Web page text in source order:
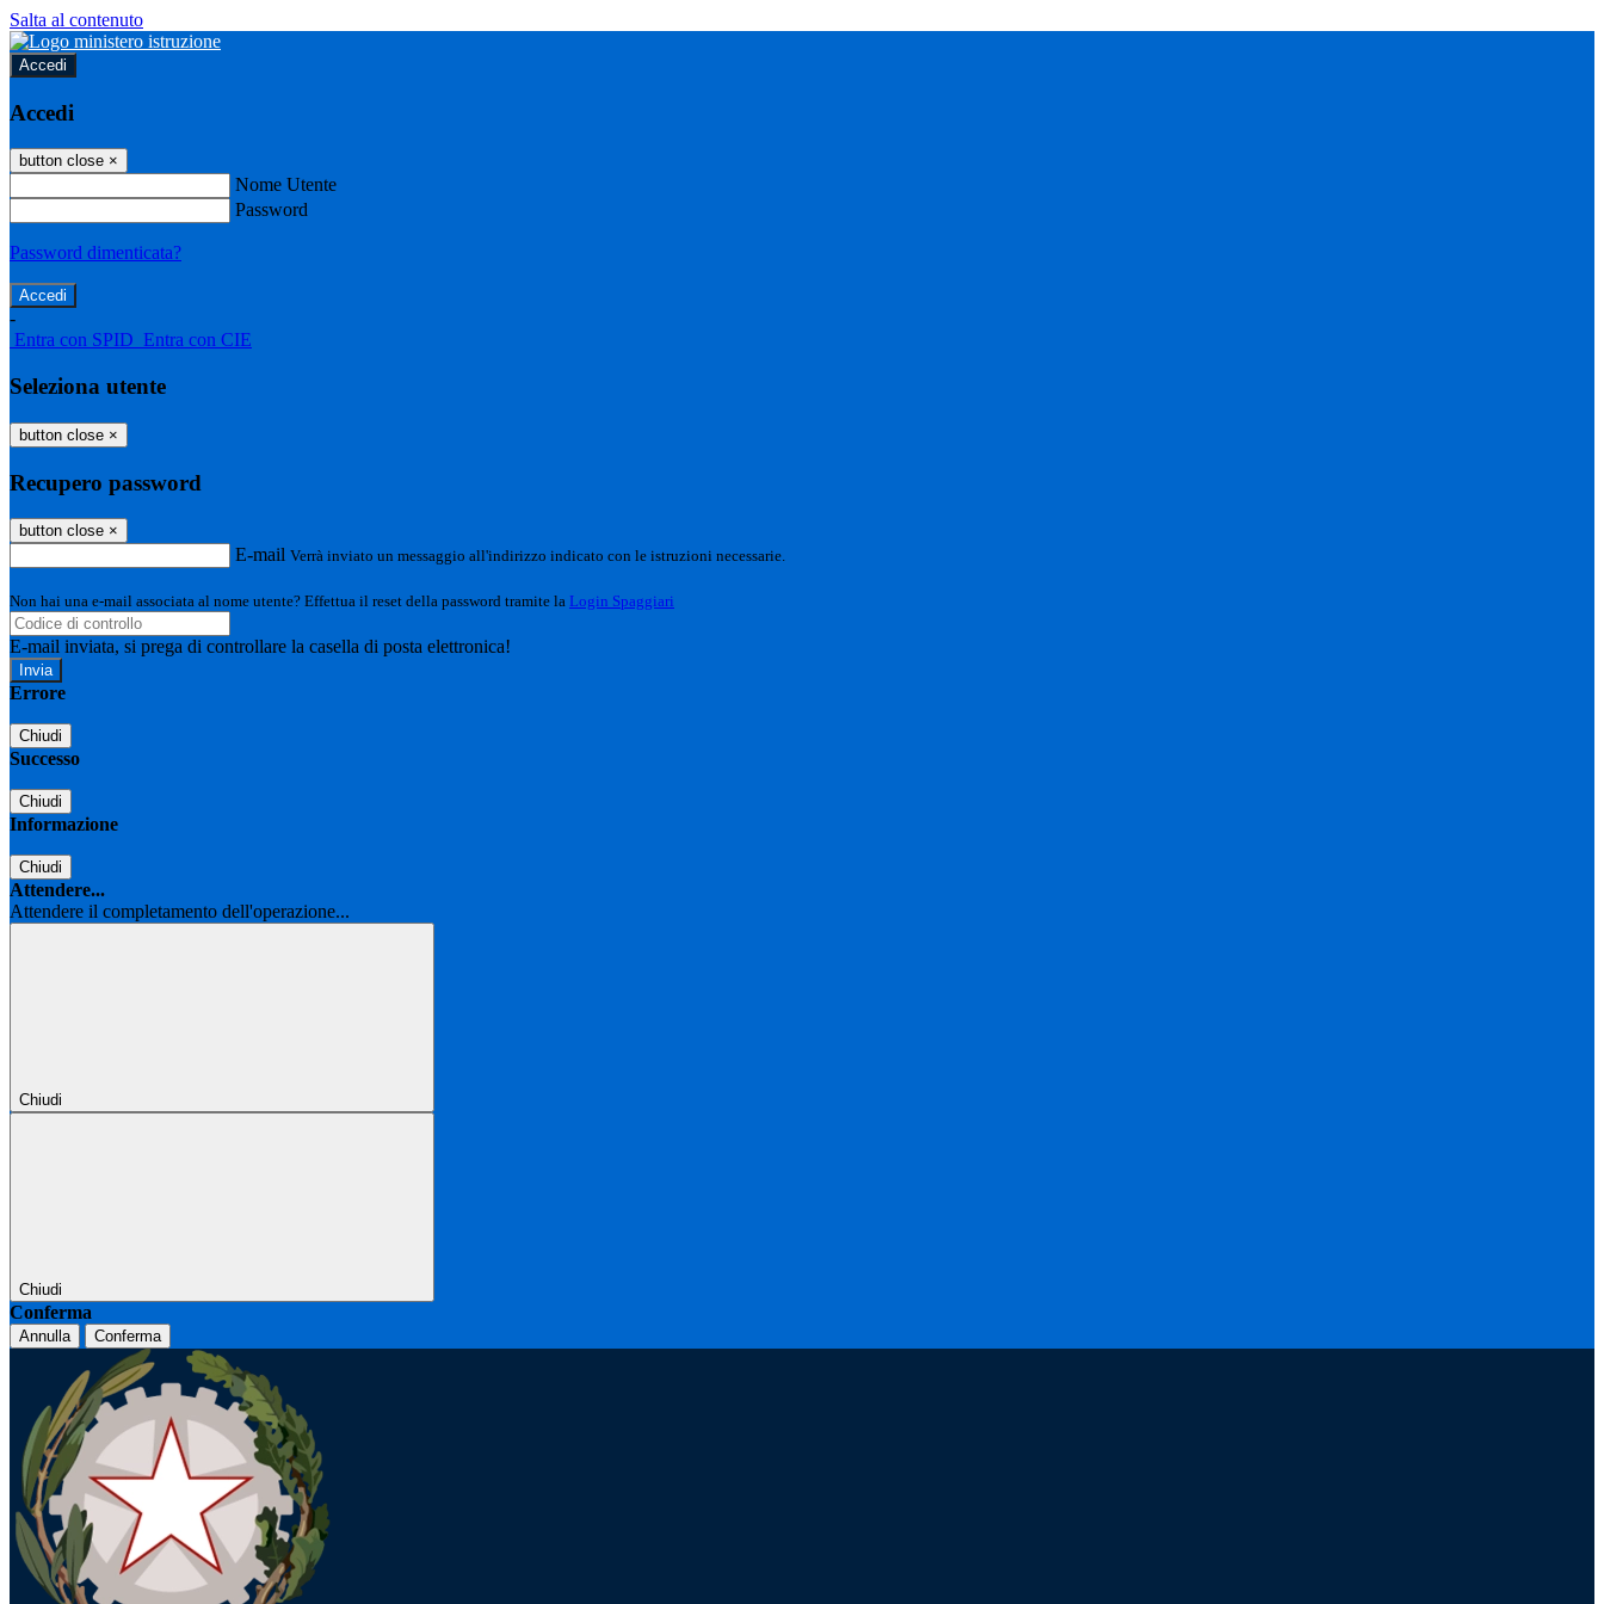
Salta al contenuto
Accedi
Accedi
button close ×
Nome Utente
Password
Password dimenticata?
-
Entra con SPID Entra con CIE
Seleziona utente
button close ×
Recupero password
button close ×
E-mail Verrà inviato un messaggio all'indirizzo indicato con le istruzioni necessarie.
Non hai una e-mail associata al nome utente? Effettua il reset della password tramite la Login Spaggiari
E-mail inviata, si prega di controllare la casella di posta elettronica!
Errore
Chiudi
Successo
Chiudi
Informazione
Chiudi
Attendere...
Attendere il completamento dell'operazione...
Chiudi
Chiudi
Conferma
Annulla Conferma